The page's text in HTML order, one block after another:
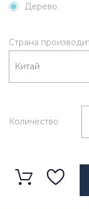
Дерево
Количество